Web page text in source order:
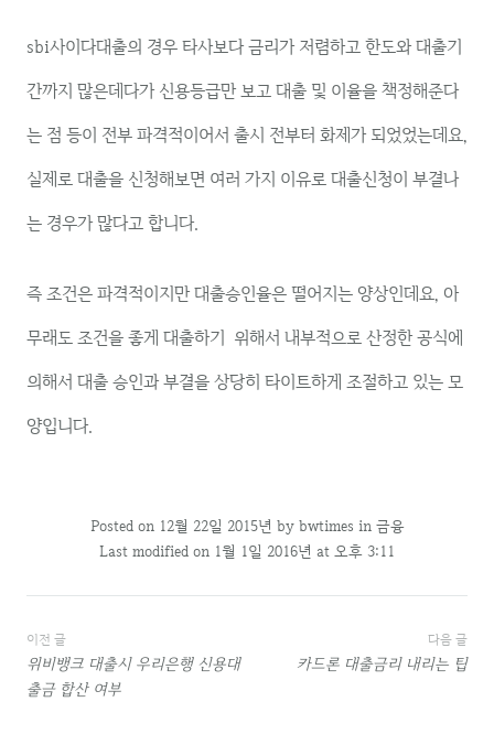
sbi사이다대출의 경우 타사보다 금리가 저렴하고 한도와 대출기
간까지 많은데다가 신용등급만 보고 대출 및 이율을 책정해준다
는 점 등이 전부 파격적이어서 출시 전부터 화제가 되었었는데요,
실제로 대출을 신청해보면 여러 가지 이유로 대출신청이 부결나
는 경우가 많다고 합니다.
즉 조건은 파격적이지만 대출승인율은 떨어지는 양상인데요, 아
무래도 조건을 좋게 대출하기 위해서 내부적으로 산정한 공식에
의해서 대출 승인과 부결을 상당히 타이트하게 조절하고 있는 모
양입니다.
Posted on 12월 22일 2015년 by bwtimes in 금융
Last modified on 1월 1일 2016년 at 오후 3:11
글
내
이전 글
위비뱅크 대출시 우리은행 신용대
출금 합산 여부
다음 글
카드론 대출금리 내리는 팁